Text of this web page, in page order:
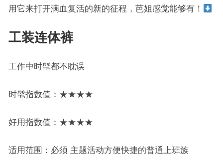
用它来打开满血复活的新的征程，芭姐感觉能够有！
工装连体裤
工作中时髦都不耽误
时髦指数值：★★★★
好用指数值：★★★★
适用范围：必须 主题活动方便快捷的普通上班族